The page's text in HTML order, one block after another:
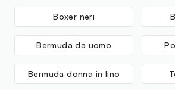
Boxer neri
Bermuda da uomo
Bermuda donna in lino